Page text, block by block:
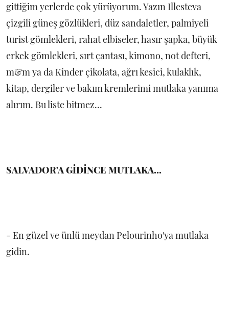
gittiğim yerlerde çok yürüyorum. Yazın Illesteva
çizgili güneş gözlükleri, düz sandaletler, palmiyeli
turist gömlekleri, rahat elbiseler, hasır şapka, büyük
erkek gömlekleri, sırt çantası, kimono, not defteri,
m&m ya da Kinder çikolata, ağrı kesici, kulaklık,
kitap, dergiler ve bakım kremlerimi mutlaka yanıma
alırım. Bu liste bitmez...
SALVADOR'A GİDİNCE MUTLAKA...
- En güzel ve ünlü meydan Pelourinho'ya mutlaka
gidin.